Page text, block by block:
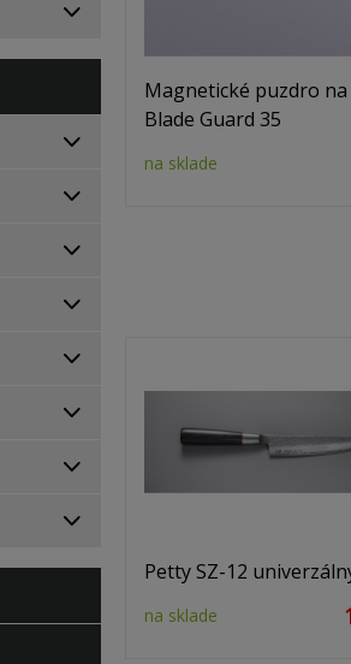
Magnetické puzdro na
Blade Guard 35
na sklade
Petty SZ-12
na sklade